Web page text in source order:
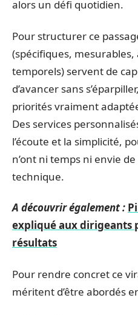
alors un défi quotidien.
Pour structurer ce
(spécifiques,
temporels) servent de
d’avancer sans
priorités vraiment
Des services
l’écoute et la simplicité,
n’ont ni temps ni envie
technique.
A découvrir également :
expliqué aux dirigeants
résultats
Pour rendre concret ce
méritent d’être abordés